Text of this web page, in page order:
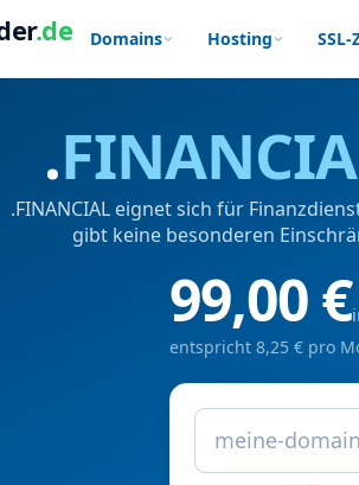
.de Domains Hosting
.
.FINANCIAL eignet sich für
gibt keine besonderen
99,00 €
entspricht 8,25 € pro